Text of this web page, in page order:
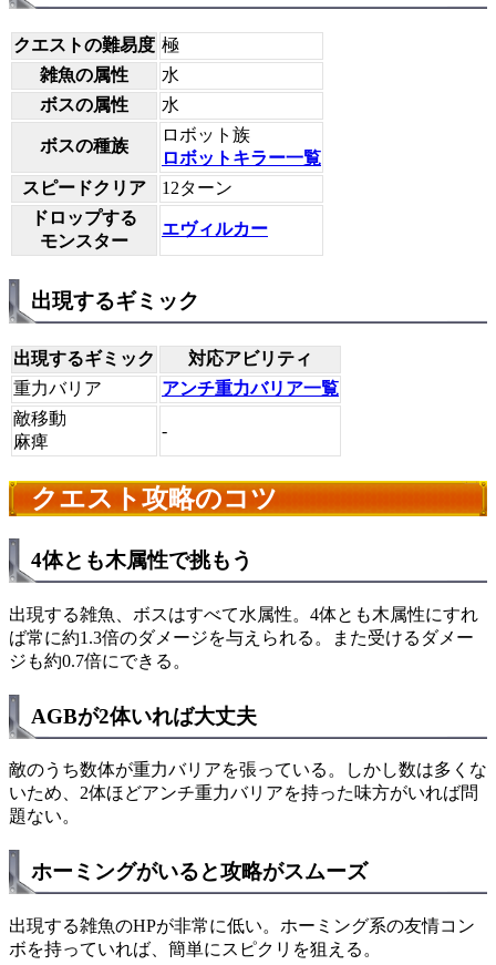
クエストの難易度 極
雑魚の属性
水
ボスの属性
水
ボスの種族
ロボット族
ロボットキラー一覧
スピードクリア
12ターン
ドロップする
モンスター
エヴィルカー
出現するギミック
出現するギミック
対応アビリティ
重力バリア
アンチ重力バリア一覧
敵移動
麻痺
-
クエスト攻略のコツ
4体とも木属性で挑もう
出現する雑魚、ボスはすべて水属性。4体とも木属性にすれ
ば常に約1.3倍のダメージを与えられる。また受けるダメー
ジも約0.7倍にできる。
AGBが2体いれば大丈夫
敵のうち数体が重力バリアを張っている。しかし数は多くな
いため、2体ほどアンチ重力バリアを持った味方がいれば問
題ない。
ホーミングがいると攻略がスムーズ
出現する雑魚のHPが非常に低い。ホーミング系の友情コン
ボを持っていれば、簡単にスピクリを狙える。